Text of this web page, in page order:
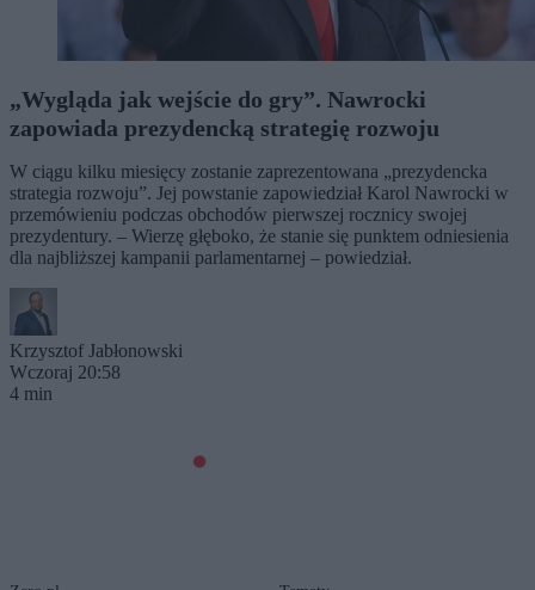
„Wygląda jak wejście do gry”. Nawrocki
zapowiada prezydencką strategię rozwoju
W ciągu kilku miesięcy zostanie zaprezentowana „prezydencka
strategia rozwoju”. Jej powstanie zapowiedział Karol Nawrocki w
przemówieniu podczas obchodów pierwszej rocznicy swojej
prezydentury. – Wierzę głęboko, że stanie się punktem odniesienia
dla najbliższej kampanii parlamentarnej – powiedział.
Krzysztof Jabłonowski
Wczoraj 20:58
4 min